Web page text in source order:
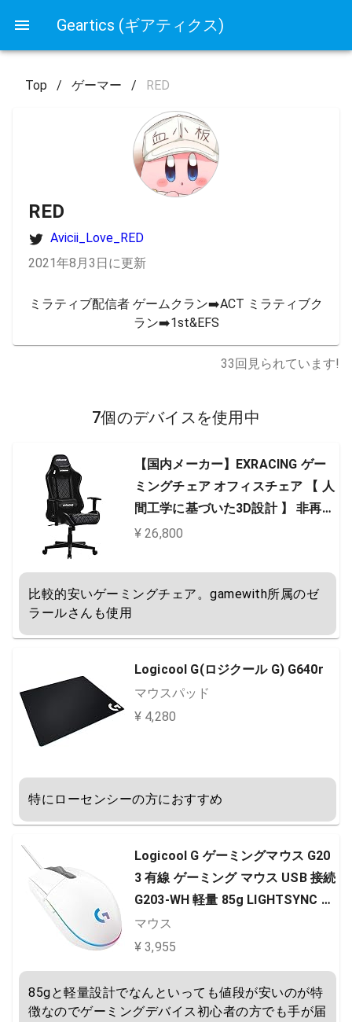
Geartics (ギアティクス)
Top / ゲーマー / RED
RED
Avicii_Love_RED
2021年8月3日に更新
ミラティブ配信者 ゲームクラン➡️ACT ミラティブク
ラン➡️1st&EFS
33回見られています!
7個のデバイスを使用中
【国内メーカー】EXRACING ゲー
ミングチェア オフィスチェア 【 人
間工学に基づいた3D設計 】 非再生
ウレタン採用 (ブラック) EX-001-B
¥ 26,800
比較的安いゲーミングチェア。gamewith所属のゼ
ラールさんも使用
Logicool G(ロジクール G) G640r
マウスパッド
¥ 4,280
特にローセンシーの方におすすめ
Logicool G ゲーミングマウス G20
3 有線 ゲーミング マウス USB 接続
G203-WH 軽量 85g LIGHTSYNC R
GB 6個プログラムボタン ホワイト
PC windows mac 国内正規品 【 フ
デル 】
マウス
¥ 3,955
85gと軽量設計でなんといっても値段が安いのが特
徴なのでゲーミングデバイス初心者の方でも手が届